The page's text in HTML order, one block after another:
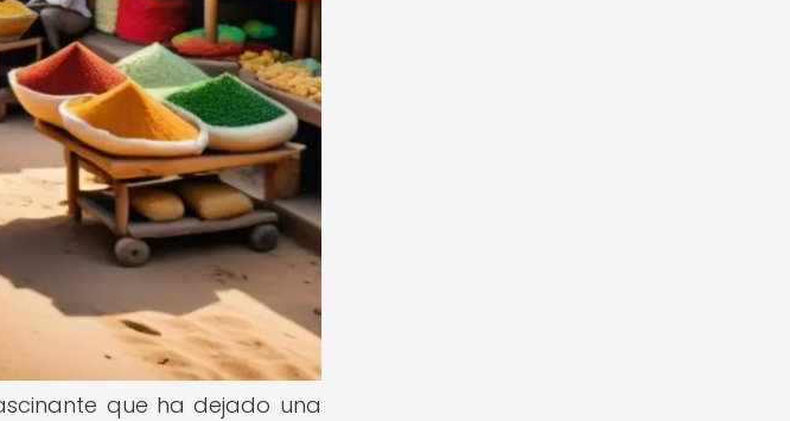
que ha dejado una